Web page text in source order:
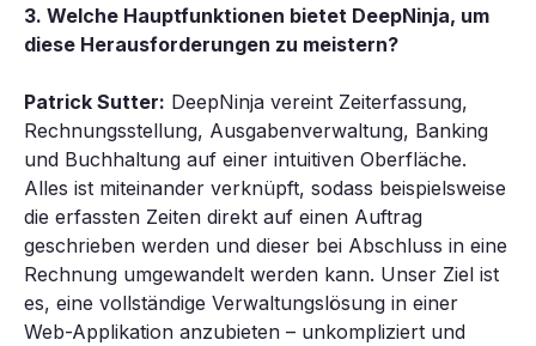
3. Welche Hauptfunktionen bietet DeepNinja, um
diese Herausforderungen zu meistern?
Patrick Sutter: DeepNinja vereint Zeiterfassung,
Rechnungsstellung, Ausgabenverwaltung, Banking
und Buchhaltung auf einer intuitiven Oberfläche.
Alles ist miteinander verknüpft, sodass beispielsweise
die erfassten Zeiten direkt auf einen Auftrag
geschrieben werden und dieser bei Abschluss in eine
Rechnung umgewandelt werden kann. Unser Ziel ist
es, eine vollständige Verwaltungslösung in einer
Web-Applikation anzubieten – unkompliziert und